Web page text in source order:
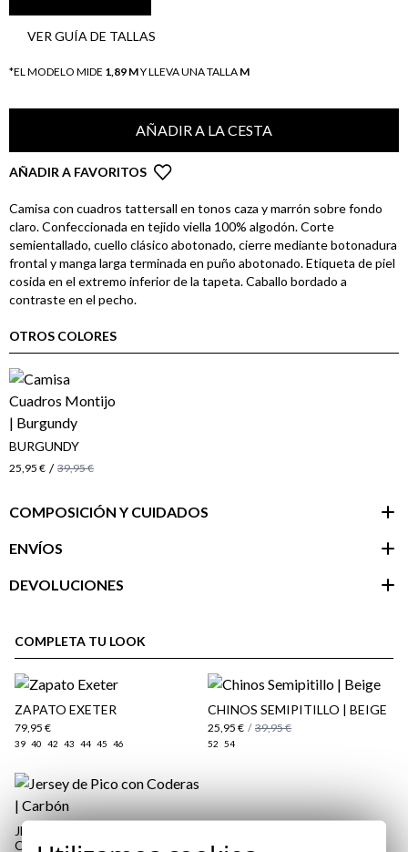
VER GUÍA DE TALLAS
*EL MODELO MIDE 1,89 MY LLEVA UNA TALLA M
AÑADIR A LA CESTA
AÑADIR A FAVORITOS
Camisa con cuadros tattersall en tonos caza y marrón sobre fondo
claro. Confeccionada en tejido viella 100% algodón. Corte
semientallado, cuello clásico abotonado, cierre mediante botonadura
frontal y manga larga terminada en puño abotonado. Etiqueta de piel
cosida en el extremo inferior de la tapeta. Caballo bordado a
contraste en el pecho.
OTROS COLORES
BURGUNDY
25,95 € / 39,95 €
COMPOSICIÓN Y CUIDADOS
ENVÍOS
DEVOLUCIONES
cliente
COMPLETA TU LOOK
ZAPATO EXETER
79,95 €
39 40 42 43 44 45 46
CHINOS SEMIPITILLO | BEIGE
25,95 € / 39,95 €
52 54
JERSEY DE PICO CON
CODERAS | CARBÓN